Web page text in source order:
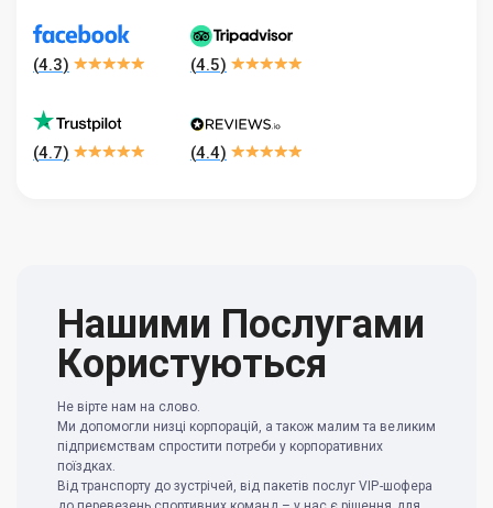
(4.3) (4.5)
(4.7) (4.4)
Нашими Послугами
Користуються
Не вірте нам на слово.
Ми допомогли низці корпорацій, а також малим та великим
підприємствам спростити потреби у корпоративних
поїздках.
Від транспорту до зустрічей, від пакетів послуг VIP-шофера